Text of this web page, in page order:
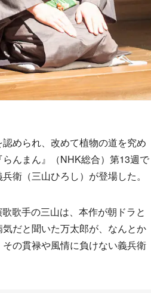
められ、改めて植物の道を究め
んまん』（NHK総合）第13週で
衛（三山ひろし）が登場した。
歌手の三山は、本作が朝ドラと
だと聞いた万太郎が、なんとか
の貫禄や風情に負けない義兵衛